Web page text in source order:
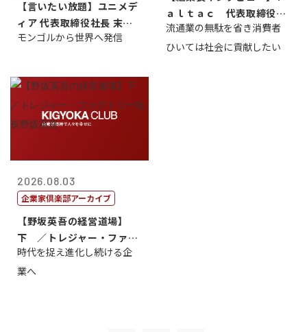
【言いたい放題】ユニメデ
ィア 代表取締役社長 末田
真
モンゴルから世界へ発信
ａｌｔａｃ 代表取締役会
長三木田國夫
流通業の無駄を省き消費者
ひいては社会に貢献したい
2026.08.03
企業家倶楽部アーカイブ
【野坂英吾の経営道場】
下 ／トレジャー・ファク
トリー社長野坂...
時代を捉え進化し続ける企
業へ